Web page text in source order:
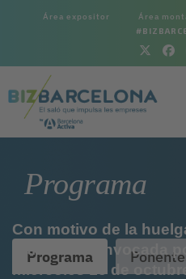
Área expositor Área
Programa
Con motivo de la
Palestina convocada
miércoles 15 de
Programa